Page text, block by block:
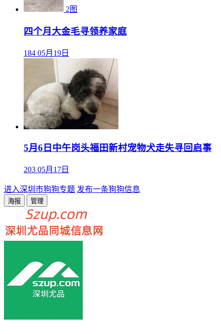
2图
四个月大金毛寻领养家庭
184 05月19日
5月6日中午岗头福田新村宠物犬走失寻回启事
203 05月17日
进入深圳市狗狗专题 发布一条狗狗信息
海报 管理